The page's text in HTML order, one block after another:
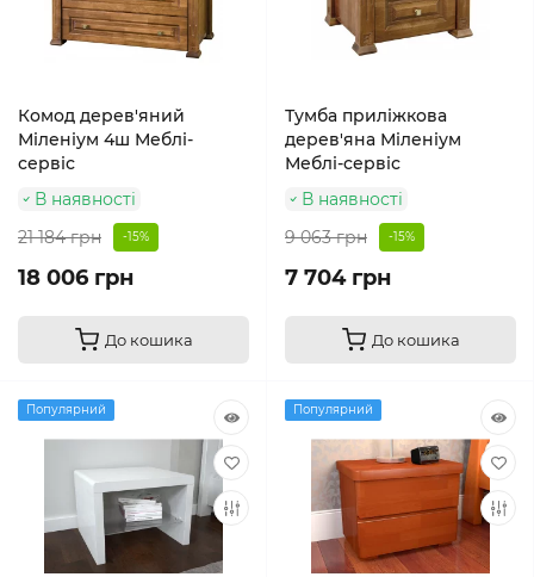
Комод дерев'яний
Міленіум 4ш Меблі-
сервіс
В наявності
21 184 грн
-15%
18 006 грн
До кошика
Тумба приліжкова
дерев'яна Міленіум
Меблі-сервіс
В наявності
9 063 грн
-15%
7 704 грн
До кошика
Популярний Популярний